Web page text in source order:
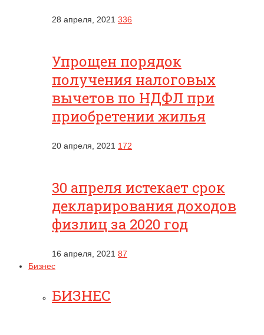
28 апреля, 2021 336
Упрощен порядок
получения налоговых
вычетов по НДФЛ при
приобретении жилья
20 апреля, 2021 172
30 апреля истекает срок
декларирования доходов
физлиц за 2020 год
16 апреля, 2021 87
Бизнес
БИЗНЕС